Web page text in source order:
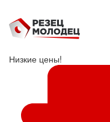
Низкие цены!